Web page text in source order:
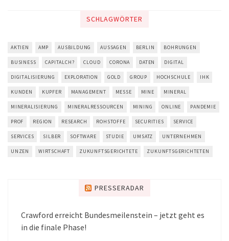
SCHLAGWÖRTER
AKTIEN AMP AUSBILDUNG AUSSAGEN BERLIN BOHRUNGEN
BUSINESS CAPITALCH? CLOUD CORONA DATEN DIGITAL
DIGITALISIERUNG EXPLORATION GOLD GROUP HOCHSCHULE IHK
KUNDEN KUPFER MANAGEMENT MESSE MINE MINERAL
MINERALISIERUNG MINERALRESSOURCEN MINING ONLINE PANDEMIE
PROF REGION RESEARCH ROHSTOFFE SECURITIES SERVICE
SERVICES SILBER SOFTWARE STUDIE UMSATZ UNTERNEHMEN
UNZEN WIRTSCHAFT ZUKUNFTSGERICHTETE ZUKUNFTSGERICHTETEN
PRESSERADAR
Crawford erreicht Bundesmeilenstein – jetzt geht es
in die finale Phase!